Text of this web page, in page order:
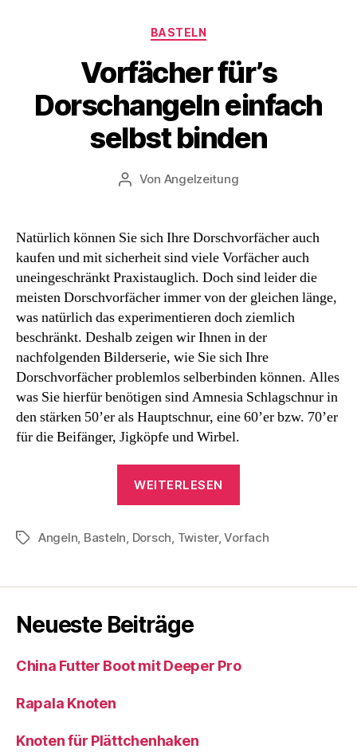
Kategorien
BASTELN
Vorfächer für’s
Dorschangeln einfach
selbst binden
Beitragsautor
Von Angelzeitung
Natürlich können Sie sich Ihre Dorschvorfächer auch
kaufen und mit sicherheit sind viele Vorfächer auch
uneingeschränkt Praxistauglich. Doch sind leider die
meisten Dorschvorfächer immer von der gleichen länge,
was natürlich das experimentieren doch ziemlich
beschränkt. Deshalb zeigen wir Ihnen in der
nachfolgenden Bilderserie, wie Sie sich Ihre
Dorschvorfächer problemlos selberbinden können. Alles
was Sie hierfür benötigen sind Amnesia Schlagschnur in
den stärken 50’er als Hauptschnur, eine 60’er bzw. 70’er
für die Beifänger, Jigköpfe und Wirbel.
WEITERLESEN
einfach
binden“
Schlagwörter
Angeln, Basteln, Dorsch, Twister,Vorfach
Neueste Beiträge
China Futter Boot mit Deeper Pro
Rapala Knoten
Knoten für Plättchenhaken